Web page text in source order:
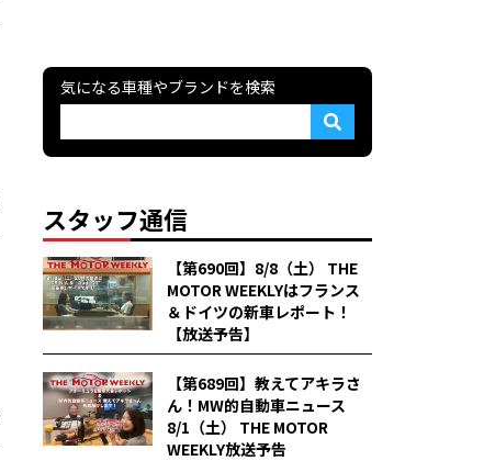
気になる車種やブランドを検索
スタッフ通信
【第690回】8/8（土） THE
MOTOR WEEKLYはフランス
＆ドイツの新車レポート！
【放送予告】
【第689回】教えてアキラさ
ん！MW的自動車ニュース
8/1（土） THE MOTOR
WEEKLY放送予告